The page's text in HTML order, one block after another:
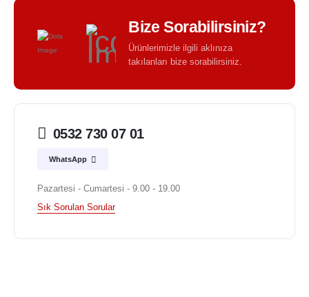
Bize Sorabilirsiniz?
Ürünlerimizle ilgili aklınıza
takılanları bize sorabilirsiniz.
0532 730 07 01
WhatsApp
Pazartesi - Cumartesi - 9.00 - 19.00
Sık Sorulan Sorular